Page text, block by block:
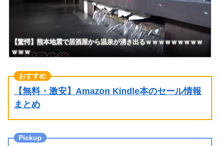
【驚愕】熊本地震で居酒屋から温泉が湧き出るｗｗｗｗｗｗｗｗｗ
ｗｗｗ
【無料・激安】Amazon Kindle本のセール情報
まとめ